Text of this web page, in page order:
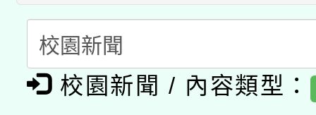
暨閱讀推動專業研習
科技賦能─人工智慧
礎課程
A3數位素養講師名單
「數位內容與教學軟
校園新聞 / 內容類型：